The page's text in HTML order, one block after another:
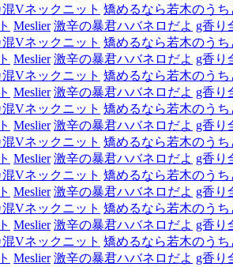
Vネックニット 矯めるなら若木のう
Meslier 激辛の暴君ハバネロだよ g香り
Vネックニット 矯めるなら若木のう
Meslier 激辛の暴君ハバネロだよ g香り
Vネックニット 矯めるなら若木のう
Meslier 激辛の暴君ハバネロだよ g香り
Vネックニット 矯めるなら若木のう
Meslier 激辛の暴君ハバネロだよ g香り
Vネックニット 矯めるなら若木のう
Meslier 激辛の暴君ハバネロだよ g香り
Vネックニット 矯めるなら若木のう
Meslier 激辛の暴君ハバネロだよ g香り
Vネックニット 矯めるなら若木のう
Meslier 激辛の暴君ハバネロだよ g香り
Vネックニット 矯めるなら若木のう
Meslier 激辛の暴君ハバネロだよ g香り